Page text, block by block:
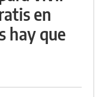
en
hay que